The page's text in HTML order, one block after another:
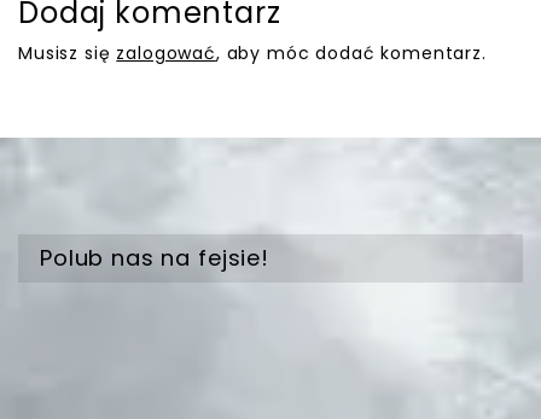
Dodaj komentarz
Musisz się zalogować, aby móc dodać komentarz.
Polub nas na fejsie!